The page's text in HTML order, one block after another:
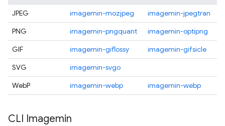
JPEG imagemin-mozjpeg
imagemin-jpegtran
PNG
imagemin-pngquant
imagemin-optipng
GIF
imagemin-giflossy
imagemin-gifsicle
SVG
imagemin-svgo
WebP
imagemin-webp imagemin-webp
CLI Imagemin